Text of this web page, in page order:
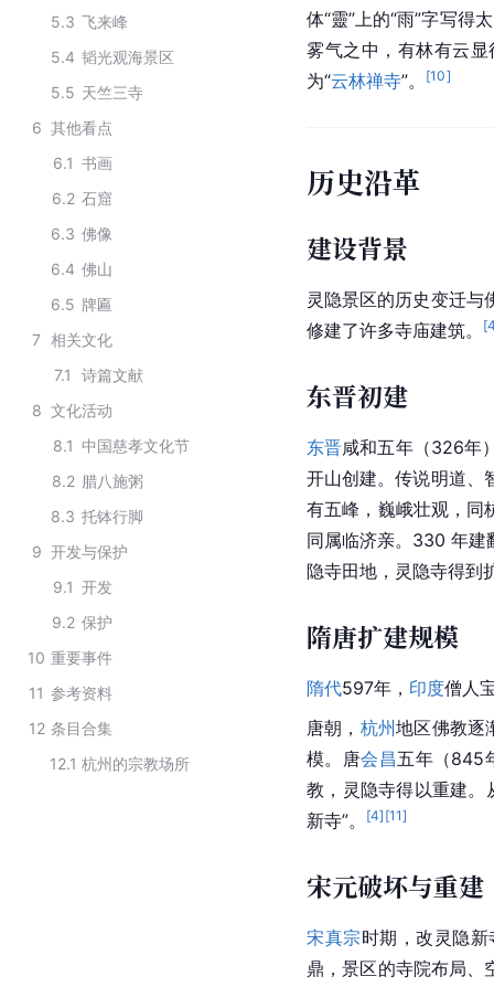
5.3 飞来峰
5.4 韬光观海景区
5.5 天竺三寺
6 其他看点
6.1 书画
6.2 石窟
6.3 佛像
6.4 佛山
6.5 牌匾
7 相关文化
7.1
诗篇文献
8 文化活动
8.1 中国慈孝文化节
8.2 腊八施粥
8.3 托钵行脚
9 开发与保护
9.1 开发
9.2 保护
10 重要事件
11 参考资料
12 条目合集
12.1 杭州的宗教场所
体“靈”上的“雨”字写得
雾气之中，有林有云显
为“云林禅寺”。 [10]
历史沿革
建设背景
灵隐景区的历史变迁与
修建了许多寺庙建筑。
[
东晋初建
东晋咸和五年（326年
开山创建。传说明道、
有五峰，巍峨壮观，同
同属临济亲。330 年建
隐寺田地，灵隐寺得到
隋唐扩建规模
隋代597年， 印度僧人
唐朝 ， 杭州地区佛教逐
模。唐会昌五年（845
教， 灵隐寺得以重建。
新寺”。
[4] [11]
宋元破坏与重建
宋真宗时期，改灵隐新
鼎，景区的寺院布局、